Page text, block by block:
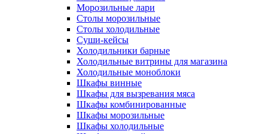
Морозильные лари
Столы морозильные
Столы холодильные
Суши-кейсы
Холодильники барные
Холодильные витрины для магазина
Холодильные моноблоки
Шкафы винные
Шкафы для вызревания мяса
Шкафы комбинированные
Шкафы морозильные
Шкафы холодильные